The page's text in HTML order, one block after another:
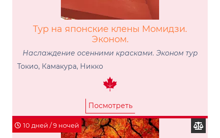
Тур на японские клены Момидзи.
Эконом.
Наслаждение осенними красками. Эконом тур
Токио, Камакура, Никко
Посмотреть
10 дней / 9 ночей